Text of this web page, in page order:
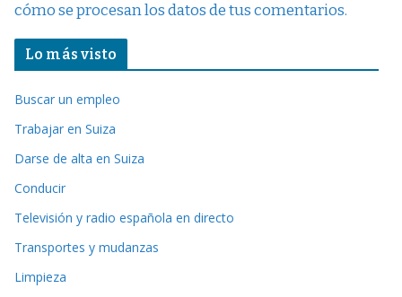
cómo se procesan los datos de tus comentarios.
Lo más visto
Buscar un empleo
Trabajar en Suiza
Darse de alta en Suiza
Conducir
Televisión y radio española en directo
Transportes y mudanzas
Limpieza